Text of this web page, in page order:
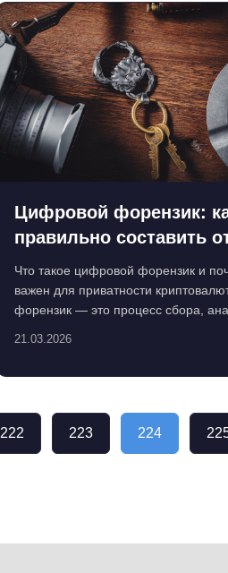
Цифровой форензик:
правильно составить
защитить данные
Что такое цифровой форензик и
важен для приватности
форензик — это процесс сбора,
21.03.2026
222 223 224